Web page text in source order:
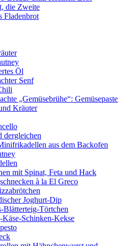
die Zweite
Fladenbrot
Öl
Senf
„Gemüsebrühe“: Gemüsepaste
Kräuter
dergleichen
aus dem Backofen
mit Spinat, Feta und Hack
à la El Greco
Joghurt-Dip
Blätterteig-Törtchen
Käse-Schinken-Kekse